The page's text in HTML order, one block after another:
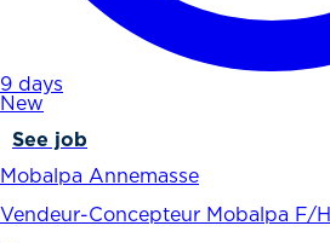
9 days
New
See job
Mobalpa Annemasse
Vendeur-Concepteur Mobalpa F/H